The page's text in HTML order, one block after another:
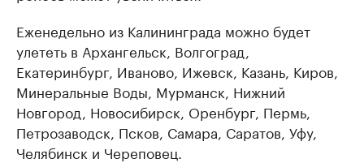
Еженедельно из Калининграда можно будет
улететь в Архангельск, Волгоград,
Екатеринбург, Иваново, Ижевск, Казань, Киров,
Минеральные Воды, Мурманск, Нижний
Новгород, Новосибирск, Оренбург, Пермь,
Петрозаводск, Псков, Самара, Саратов, Уфу,
Челябинск и Череповец.